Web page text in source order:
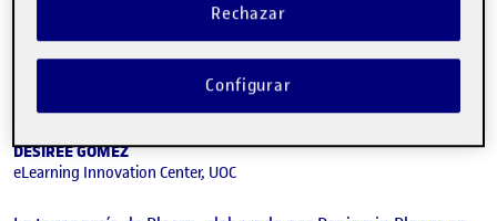
DESIREÉ GÓMEZ
eLearning Innovation Center, UOC
Rechazar
Configurar